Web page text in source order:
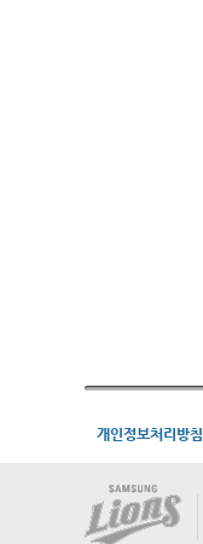
개인정보처리방침